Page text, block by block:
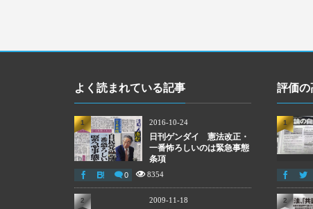
よく読まれている記事
2016-10-24
日刊ゲンダイ 憲法改正・
一番怖ろしいのは緊急事態
条項
0 8354
1
2009-11-18
2
評価の
1
2